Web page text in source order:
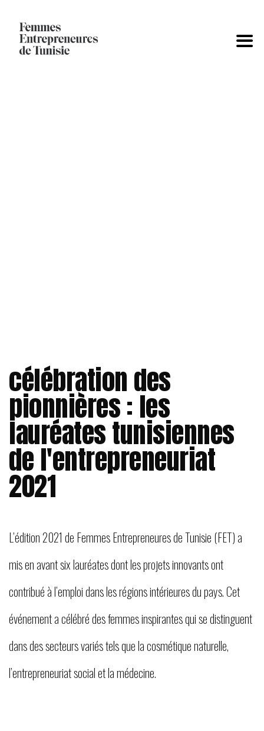
célébration des
pionnières : les
lauréates tunisiennes
de l'entrepreneuriat
2021
L’édition 2021 de Femmes Entrepreneures de Tunisie (FET) a
mis en avant six lauréates dont les projets innovants ont
contribué à l’emploi dans les régions intérieures du pays. Cet
événement a célébré des femmes inspirantes qui se distinguent
dans des secteurs variés tels que la cosmétique naturelle,
l’entrepreneuriat social et la médecine.